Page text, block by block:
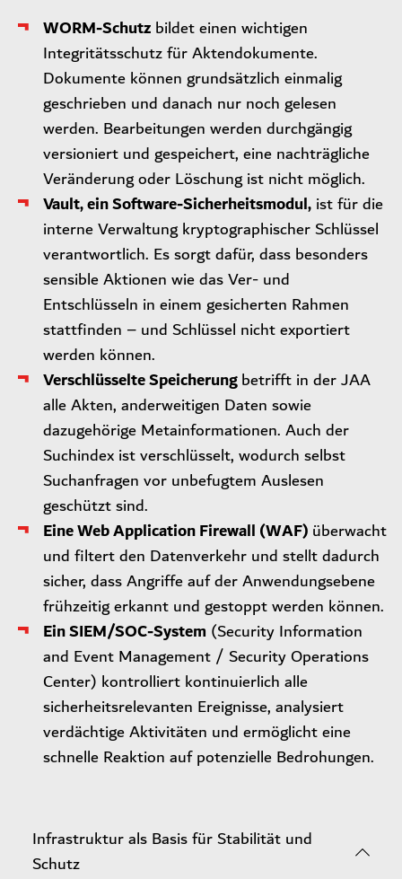
WORM-Schutzbildet einen wichtigen
Integritätsschutz für Aktendokumente.
Dokumente können grundsätzlich einmalig
geschrieben und danach nur noch gelesen
werden. Bearbeitungen werden durchgängig
versioniert und gespeichert, eine nachträgliche
Veränderung oder Löschung ist nicht möglich.
Vault, ein Software-Sicherheitsmodul,ist für die
interne Verwaltung kryptographischer Schlüssel
verantwortlich. Es sorgt dafür, dass besonders
sensible Aktionen wie das Ver- und
Entschlüsseln in einem gesicherten Rahmen
stattfinden – und Schlüssel nicht exportiert
werden können.
Verschlüsselte Speicherungbetrifft in der JAA
alle Akten, anderweitigen Daten sowie
dazugehörige Metainformationen. Auch der
Suchindex ist verschlüsselt, wodurch selbst
Suchanfragen vor unbefugtem Auslesen
geschützt sind.
Eine Web Application Firewall (WAF)überwacht
und filtert den Datenverkehr und stellt dadurch
sicher, dass Angriffe auf der Anwendungsebene
frühzeitig erkannt und gestoppt werden können.
Ein SIEM/SOC-System (Security Information
and Event Management / Security Operations
Center) kontrolliert kontinuierlich alle
sicherheitsrelevanten Ereignisse, analysiert
verdächtige Aktivitäten und ermöglicht eine
schnelle Reaktion auf potenzielle Bedrohungen.
Infrastruktur als Basis für Stabilität und
Schutz